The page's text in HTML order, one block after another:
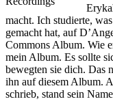
macht. Ich studierte,
gemacht hat, auf
Commons Album. Wie
mein Album. Es sollte
bewegten sie dich. Das
ihn auf diesem Album.
schrieb, stand sein